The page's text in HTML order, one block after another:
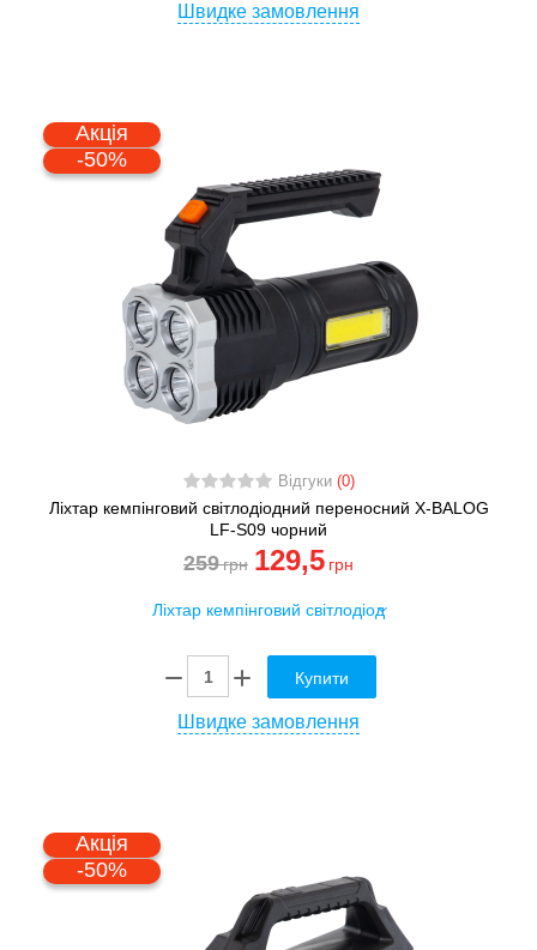
Швидке замовлення
Акція
-50%
Відгуки (0)
Ліхтар кемпінговий світлодіодний переносний X-BALOG
LF-S09 чорний
259грн 129,5 грн
Купити
Швидке замовлення
Акція
-50%